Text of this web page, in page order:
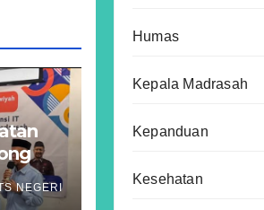
NEGERI
Humas
Kepala Madrasah
Kepanduan
Kesehatan